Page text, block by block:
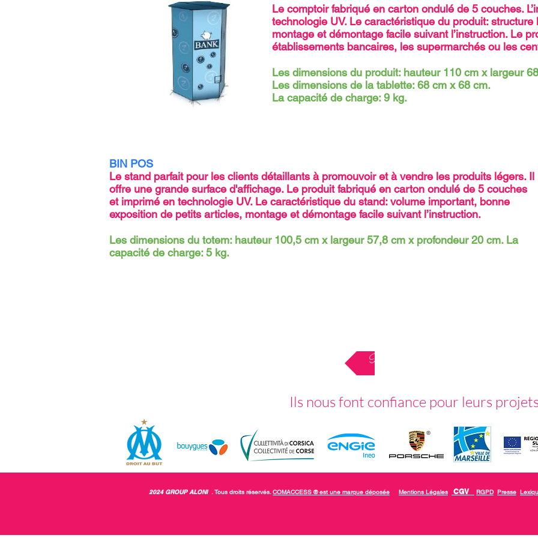
Le comptoir fabriqué en carton ondulé de 5 couches.
technologie UV. Le caractéristique du produit:
montage et démontage facile suivant l’instruction. Le
établissements bancaires, les supermarchés ou les
Les dimensions du produit: hauteur 110 cm x largeur
Les dimensions de la tablette: 68 cm x 68 cm.
La capacité de charge: 9 kg.
BIN POS
Le stand parfait pour les clients détaillants à promouvoir et à vendre les produits légers. Il
offre une grande surface d'afﬁchage. Le produit fabriqué en carton ondulé de 5 couches
et imprimé en technologie UV. Le caractéristique du stand: volume important, bonne
exposition de petits articles, montage et démontage facile suivant l’instruction.
Les dimensions du totem: hauteur 100,5 cm x largeur 57,8 cm x profondeur 20 cm. La
capacité de charge: 5 kg.
Retour au menu
Ils nous font confiance pour leurs
2024 GROUP ALONI. Tous droits réservés.COMACCESS ® est une marque déposée Mentions Légales CGV RGPD Presse